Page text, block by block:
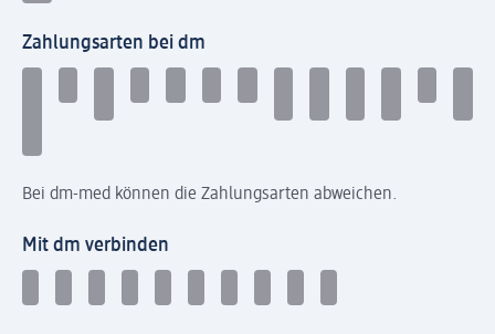
Zahlungsarten bei dm
Bei dm-med können die Zahlungsarten abweichen.
Mit dm verbinden